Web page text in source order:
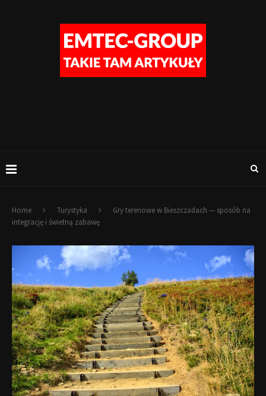
Home Turystyka
Gry terenowe w Bieszczadach — sposób na
integrację i świetną zabawę